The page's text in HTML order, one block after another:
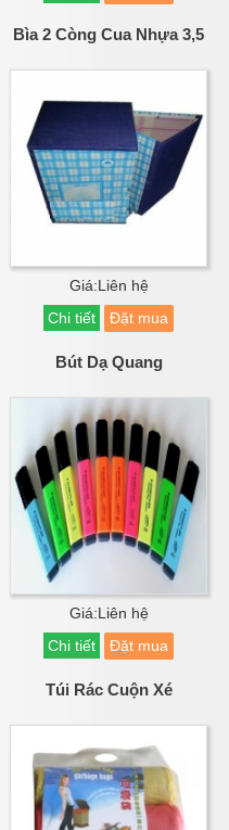
Bìa 2 Còng Cua Nhựa 3,5
Giá:Liên hệ
Chi tiết
Đặt mua
Bút Dạ Quang
Giá:Liên hệ
Chi tiết
Đặt mua
Túi Rác Cuộn Xé